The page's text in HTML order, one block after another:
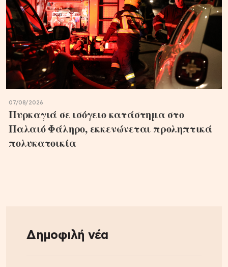
07/08/2026
Πυρκαγιά σε ισόγειο κατάστημα στο
Παλαιό Φάληρο, εκκενώνεται προληπτικά
πολυκατοικία
Δημοφιλή νέα